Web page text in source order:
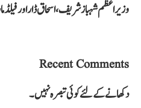
وزیراعظم شہباز شریف، اسحاق ڈار اور
Recent Comments
دکھانے کے لئے کوئی تبصرہ نہیں۔